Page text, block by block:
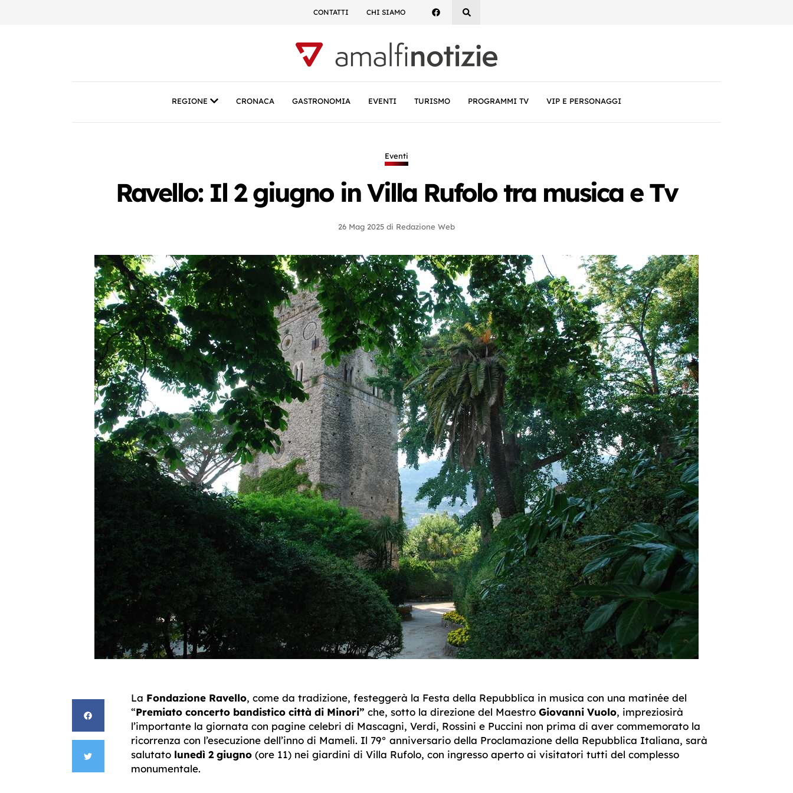
CONTATTI CHI SIAMO
REGIONE CRONACA GASTRONOMIA EVENTI TURISMO PROGRAMMI TV VIP E PERSONAGGI
Eventi
Ravello: Il 2 giugno in Villa Rufolo tra musica e Tv
26 Mag 2025 di Redazione Web
La Fondazione Ravello, come da tradizione, festeggerà la Festa della Repubblica in musica con una matinée del
“Premiato concerto bandistico città di Minori” che, sotto la direzione del Maestro Giovanni Vuolo, impreziosirà
l’importante la giornata con pagine celebri di Mascagni, Verdi, Rossini e Puccini non prima di aver commemorato la
ricorrenza con l’esecuzione dell’inno di Mameli. Il 79° anniversario della Proclamazione della Repubblica Italiana, sarà
salutato lunedì 2 giugno (ore 11) nei giardini di Villa Rufolo, con ingresso aperto ai visitatori tutti del complesso
monumentale.